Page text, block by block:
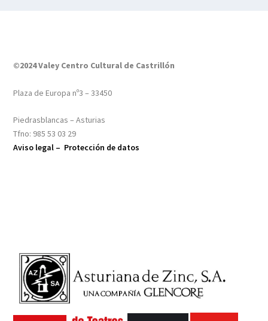
©2024 Valey Centro Cultural de Castrillón
Plaza de Europa nº3 – 33450
Piedrasblancas – Asturias
Tfno: 985 53 03 29
Aviso legal – Protección de datos